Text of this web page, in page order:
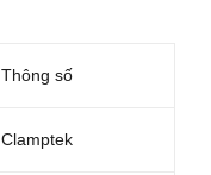
Thông số
Clamptek